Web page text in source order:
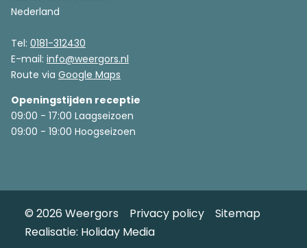
Nederland
Tel: 0181-312430
E-mail: info@weergors.nl
Route via Google Maps
Openingstijden receptie
09:00 - 17:00 Laagseizoen
09:00 - 19:00 Hoogseizoen
© 2026 Weergors Privacy policy
Sitemap
Realisatie: Holiday Media